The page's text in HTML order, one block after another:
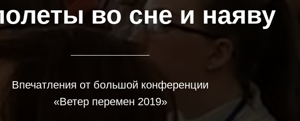
во сне и наяву
Впечатления от большой конференции
«Ветер перемен 2019»